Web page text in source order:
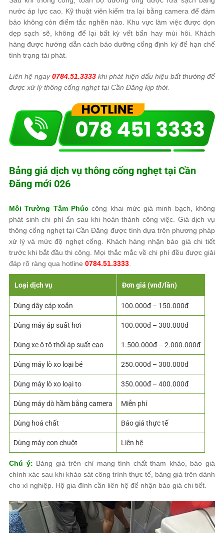
nước áp lực cao. Kỹ thuật viên kiểm tra lại bằng camera để đảm
bảo không còn điểm tắc nghẽn nào. Khu vực làm việc được dọn
dẹp sạch sẽ, không để lại bất kỳ vết bẩn hay mùi hôi. Khách
hàng được hướng dẫn cách bảo dưỡng cống định kỳ để hạn chế
tình trạng tái phát.
Liên hệ ngay0784.51.3333 khi phát hiện dấu hiệu bất thường để
được xử lý thông cống nghẹt tại Cần Đăng kịp thời.
Bảng giá dịch vụ thông cống nghẹt tại Cần
Đăng mới 026
Môi Trường Tâm Phúccông khai mức giá minh bạch, không
phát sinh chi phí ẩn sau khi hoàn thành công việc. Giá dịch vụ
thông cống nghẹt tại Cần Đăng được tính dựa trên phương pháp
xử lý và mức độ nghẹt cống. Khách hàng nhận báo giá chi tiết
trước khi bắt đầu thi công. Mọi thắc mắc về chi phí đều được giải
đáp rõ ràng qua hotline 0784.51.3333.
Loại dịch vụ Đơn giá (vnđ/lần)
Dùng dây cáp xoắn 100.000đ – 150.000đ
Dùng máy áp suất hơi 100.000đ – 300.000đ
Dùng xe ô tô thổi áp suất cao 1.500.000đ – 2.000.000đ
Dùng máy lò xo loại bé 250.000đ – 300.000đ
Dùng máy lò xo loại to 350.000đ – 400.000đ
Dùng máy dò hầm bằng camera Miễn phí
Dùng hoá chất Báo giá thực tế
Dùng máy con chuột Liên hệ
Chú ý: Bảng giá trên chỉ mang tính chất tham khảo, báo giá
chính xác sau khi khảo sát công trình thực tế, bảng giá trên dành
cho xí nghiệp. Hộ gia đình cần liên hệ để nhận báo giá chi tiết.